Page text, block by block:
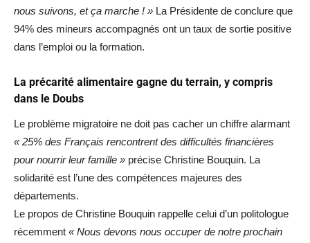
nous suivons, et ça marche ! » La Présidente de conclure que
94% des mineurs accompagnés ont un taux de sortie positive
dans l’emploi ou la formation.
La précarité alimentaire gagne du terrain, y compris
dans le Doubs
Le problème migratoire ne doit pas cacher un chiffre alarmant
« 25% des Français rencontrent des difficultés financières
pour nourrir leur famille » précise Christine Bouquin. La
solidarité est l’une des compétences majeures des
départements.
Le propos de Christine Bouquin rappelle celui d’un politologue
récemment « Nous devons nous occuper de notre prochain